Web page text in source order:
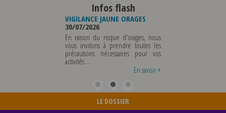
Infos flash
VIGILANCE JAUNE ORAGES
30/07/2026
En raison du risque d'orages, nous
vous invitons à prendre toutes les
précautions nécessaires pour vos
activités ...
En savoir +
LE DOSSIER